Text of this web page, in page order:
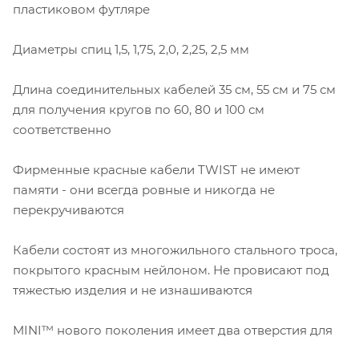
пластиковом футляре
Диаметры спиц 1,5, 1,75, 2,0, 2,25, 2,5 мм
Длина соединительных кабелей 35 см, 55 см и 75 см
для получения кругов по 60, 80 и 100 см
соответственно
Фирменные красные кабели TWIST не имеют
памяти - они всегда ровные и никогда не
перекручиваются
Кабели состоят из многожильного стального троса,
покрытого красным нейлоном. Не провисают под
тяжестью изделия и не изнашиваются
MINI™ нового поколения имеет два отверстия для